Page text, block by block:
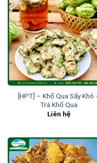
[HPT] – Khổ Qua Sấy Khô
Trà Khổ Qua
Liên hệ